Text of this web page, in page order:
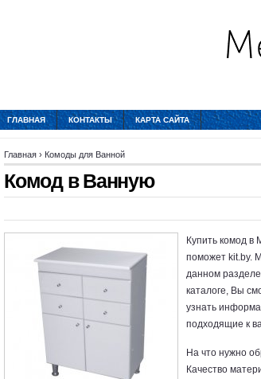
ГЛАВНАЯ КОНТАКТЫ КАРТА САЙТА
Главная › Комоды для Ванной
Комод в Ванную
Купить комод в
поможет kit.by.
данном
каталоге, Вы
узнать
подходящие к
На что нужно
Качество